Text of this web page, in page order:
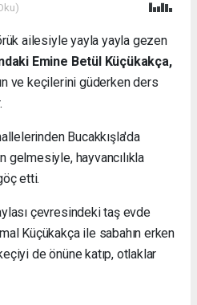
ailesiyle yayla yayla gezen
Emine Betül Küçükakça,
ve keçilerini güderken ders
Bucakkışla'da
gelmesiyle, hayvancılıkla
etti.
çevresindeki taş evde
Küçükakça ile sabahın erken
de önüne katıp, otlaklar